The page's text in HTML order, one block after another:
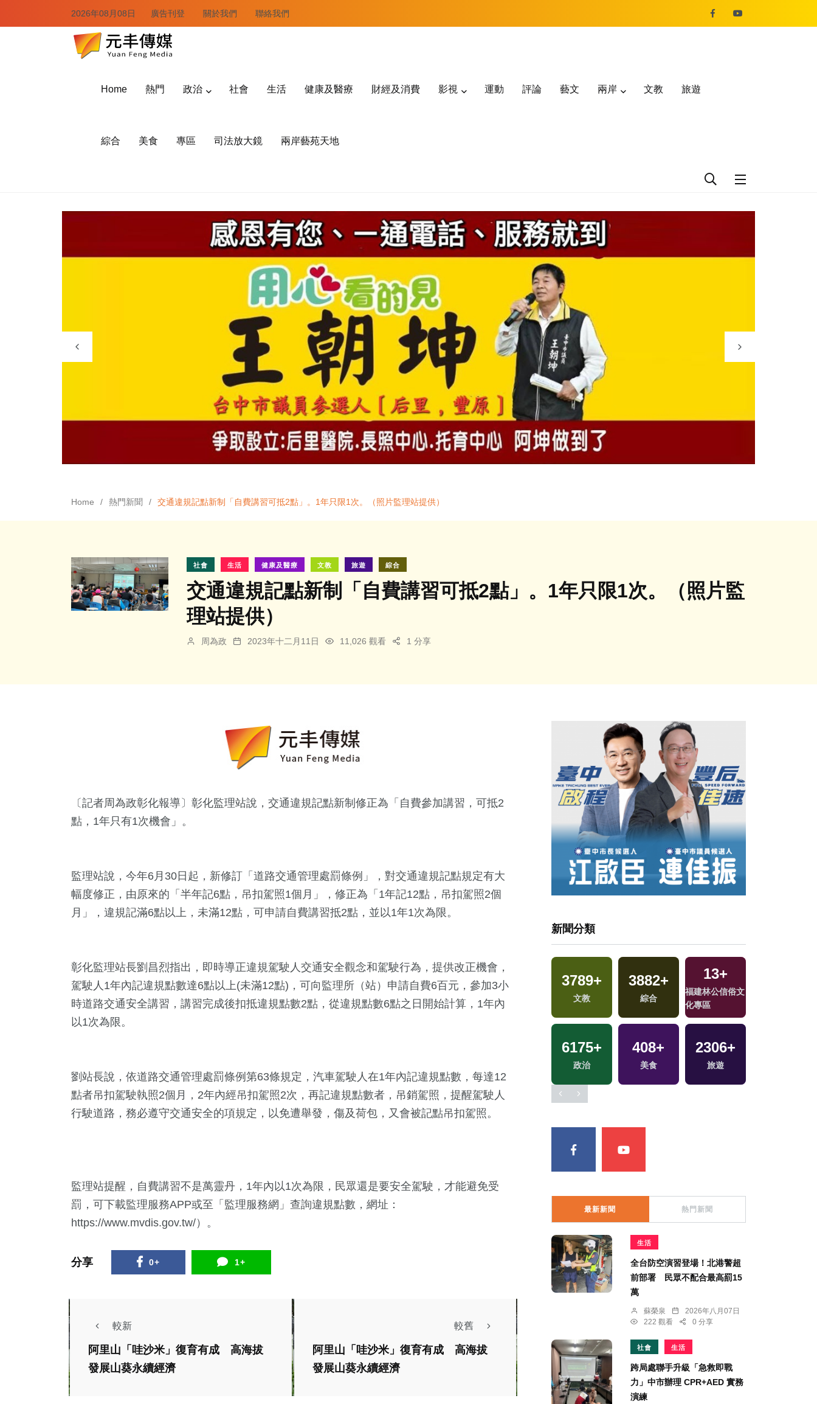
2026年08月08日 廣告刊登 關於我們 聯絡我們
Home 熱門 政治 社會 生活 健康及醫療 財經及消費 影視 運動 評論 藝文 兩岸 文教 旅遊
綜合 美食 專區 司法放大鏡 兩岸藝苑天地
Home 熱門新聞 交通違規記點新制「自費講習可抵2點」。1年只限1次。（照片監理站提供）
社會 生活 健康及醫療 文教 旅遊 綜合
交通違規記點新制「自費講習可抵2點」。1年只限1次。（照片監
理站提供）
周為政 2023年十二月11日 11,026 觀看 1 分享
〔記者周為政彰化報導〕彰化監理站說，交通違規記點新制修正為「自費參加講習，可抵2
點，1年只有1次機會」。
監理站說，今年6月30日起，新修訂「道路交通管理處罰條例」，對交通違規記點規定有大
幅度修正，由原來的「半年記6點，吊扣駕照1個月」，修正為「1年記12點，吊扣駕照2個
月」，違規記滿6點以上，未滿12點，可申請自費講習抵2點，並以1年1次為限。
彰化監理站長劉昌烈指出，即時導正違規駕駛人交通安全觀念和駕駛行為，提供改正機會，
駕駛人1年內記違規點數達6點以上(未滿12點)，可向監理所（站）申請自費6百元，參加3小
時道路交通安全講習，講習完成後扣抵違規點數2點，從違規點數6點之日開始計算，1年內
以1次為限。
劉站長說，依道路交通管理處罰條例第63條規定，汽車駕駛人在1年內記違規點數，每達12
點者吊扣駕駛執照2個月，2年內經吊扣駕照2次，再記違規點數者，吊銷駕照，提醒駕駛人
行駛道路，務必遵守交通安全的項規定，以免遭舉發，傷及荷包，又會被記點吊扣駕照。
監理站提醒，自費講習不是萬靈丹，1年內以1次為限，民眾還是要安全駕駛，才能避免受
罰，可下載監理服務APP或至「監理服務網」查詢違規點數，網址：
https://www.mvdis.gov.tw/）。
分享 0+ 1+
較新
阿里山「哇沙米」復育有成 高海拔
發展山葵永續經濟
較舊
阿里山「哇沙米」復育有成 高海拔
發展山葵永續經濟
文教
文教
新聞分類
9181+
生活
75+
海峽論壇專區
7713+
社會
375+
影視
190+
2024立委選戰
215+
兩岸道教文化交
流專區
120
司法放大鏡
流專區
3789+
文教
3882+
綜合
13+
福建林公信俗文
化專區
6175+
政治
408+
美食
2306+
旅遊
最新新聞 熱門新聞
生活
全台防空演習登場！北港警超
前部署 民眾不配合最高罰15
萬
蘇榮泉
2026年八月07日
222 觀看
0 分享
社會 生活
跨局處聯手升級「急救即戰
力」中市辦理 CPR+AED 實務
演練